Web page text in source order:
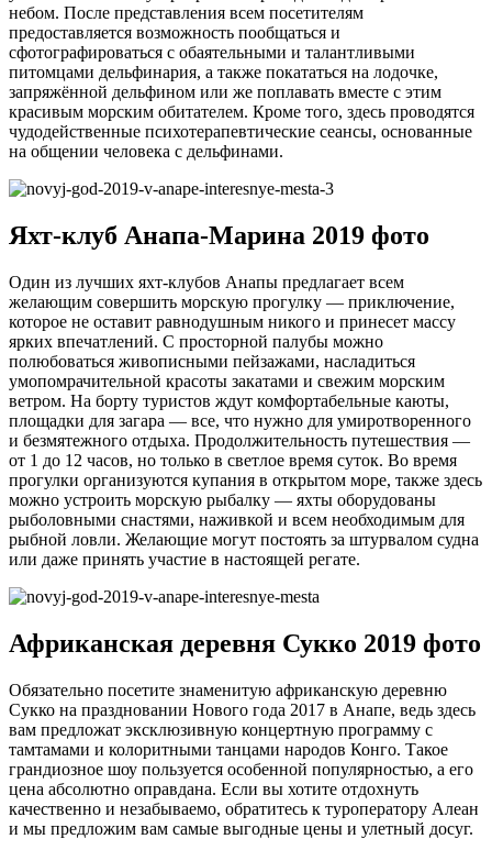
небом. После представления всем посетителям
предоставляется возможность пообщаться и
сфотографироваться с обаятельными и талантливыми
питомцами дельфинария, а также покататься на лодочке,
запряжённой дельфином или же поплавать вместе с этим
красивым морским обитателем. Кроме того, здесь проводятся
чудодейственные психотерапевтические сеансы, основанные
на общении человека с дельфинами.
Яхт-клуб Анапа-Марина 2019 фото
Один из лучших яхт-клубов Анапы предлагает всем
желающим совершить морскую прогулку — приключение,
которое не оставит равнодушным никого и принесет массу
ярких впечатлений. С просторной палубы можно
полюбоваться живописными пейзажами, насладиться
умопомрачительной красоты закатами и свежим морским
ветром. На борту туристов ждут комфортабельные каюты,
площадки для загара — все, что нужно для умиротворенного
и безмятежного отдыха. Продолжительность путешествия —
от 1 до 12 часов, но только в светлое время суток. Во время
прогулки организуются купания в открытом море, также здесь
можно устроить морскую рыбалку — яхты оборудованы
рыболовными снастями, наживкой и всем необходимым для
рыбной ловли. Желающие могут постоять за штурвалом судна
или даже принять участие в настоящей регате.
Африканская деревня Сукко 2019 фото
Обязательно посетите знаменитую африканскую деревню
Сукко на праздновании Нового года 2017 в Анапе, ведь здесь
вам предложат эксклюзивную концертную программу с
тамтамами и колоритными танцами народов Конго. Такое
грандиозное шоу пользуется особенной популярностью, а его
цена абсолютно оправдана. Если вы хотите отдохнуть
качественно и незабываемо, обратитесь к туроператору Алеан
и мы предложим вам самые выгодные цены и улетный досуг.